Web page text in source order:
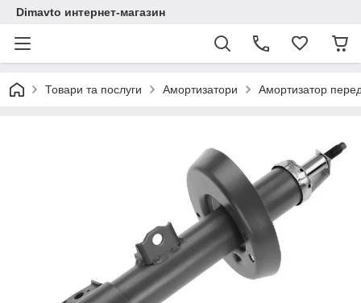
Dimavto интернет-магазин
Товари та послуги Амортизатори Амортизатор